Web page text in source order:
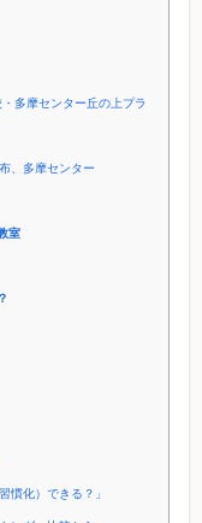
多摩センター丘の上プラ
、多摩センター
室
慣化）できる？」